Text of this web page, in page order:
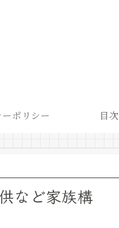
ポリシー 目次
など家族構